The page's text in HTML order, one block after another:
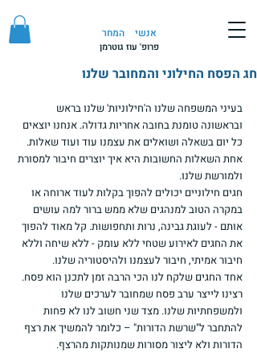
אנשי המחר
פרופ' עוז גוטרמן
חג הפסח החילוני והמחובר שלנו
בעיני המשפחה שלנו ה'חילוניות' שלנו בראש
ובראשונה טומנת בחובה אחריות גדולה. אנחנו יוצאים
כל יום בשאלה ושואלים את עצמנו עוד ועוד שאלות.
אחת השאלות החשובות היא איך יוצרים חיבור למסורת
ולמורשת שלנו.
חגים חילוניים יכולים להפוך בקלות לעוד ארוחה או
במקרה הטוב למנהגים שלא ממש ברור למה עושים
אותם - לעוגת גבינה, נרות ותחפושות. קל מאוד להפוך
את החגים לאירוע שטחי ללא עומק - ללא שיחה וללא
חיבור אמיתי, חיבור לעצמנו ולהיסטוריה שלנו.
אחד החגים שלקח לנו הכי הרבה זמן לתכנן הוא פסח.
רצינו לייצר ערב פסח שמחובר לערכים שלנו
ולמשפחתיות שלנו. מצד שני חשוב לנו לא פחות
להתחבר ל"שרשת הדורות" – כלומר להמשיך את רצף
הדורות ולא ליצור מסורות שמנותקות מהרצף.